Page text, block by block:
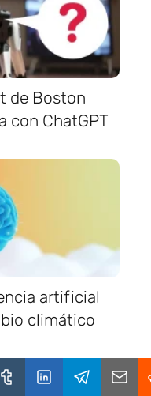
de Boston
con ChatGPT
artificial
climático